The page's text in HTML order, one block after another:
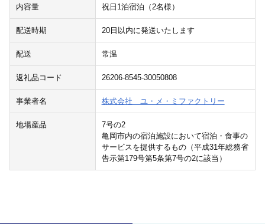
内容量 祝日1泊宿泊（2名様）
配送時期 20日以内に発送いたします
配送 常温
返礼品コード 26206-8545-30050808
事業者名 株式会社 ユ・メ・ミファクトリー
地場産品
7号の2
亀岡市内の宿泊施設において宿泊・食事の
サービスを提供するもの（平成31年総務省
告示第179号第5条第7号の2に該当）